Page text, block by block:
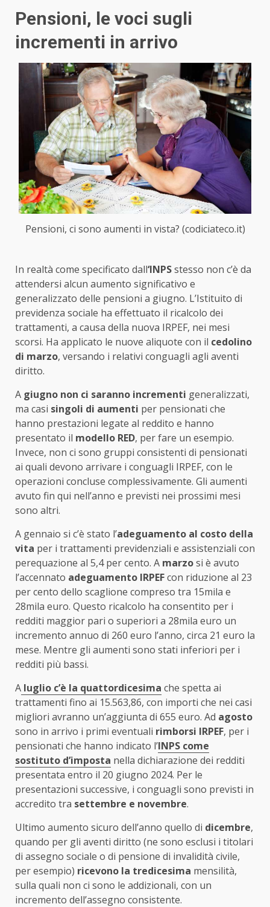
Pensioni, le voci sugli
incrementi in arrivo
Pensioni, ci sono aumenti in vista? (codiciateco.it)
In realtà come specificato dall‘INPSstesso non c’è da
attendersi alcun aumento significativo e
generalizzato delle pensioni a giugno. L’Istituito di
previdenza sociale ha effettuato il ricalcolo dei
trattamenti, a causa della nuova IRPEF, nei mesi
scorsi. Ha applicato le nuove aliquote con il cedolino
di marzo, versando i relativi conguagli agli aventi
diritto.
A giugno non ci saranno incrementi generalizzati,
ma casi singoli di aumenti per pensionati che
hanno prestazioni legate al reddito e hanno
presentato il modello RED, per fare un esempio.
Invece, non ci sono gruppi consistenti di pensionati
ai quali devono arrivare i conguagli IRPEF, con le
operazioni concluse complessivamente. Gli aumenti
avuto fin qui nell’anno e previsti nei prossimi mesi
sono altri.
A gennaio si c’è stato l’adeguamento al costo della
vita per i trattamenti previdenziali e assistenziali con
perequazione al 5,4 per cento. A marzosi è avuto
l’accennato adeguamento IRPEFcon riduzione al 23
per cento dello scaglione compreso tra 15mila e
28mila euro. Questo ricalcolo ha consentito per i
redditi maggior pari o superiori a 28mila euro un
incremento annuo di 260 euro l’anno, circa 21 euro la
mese. Mentre gli aumenti sono stati inferiori per i
redditi più bassi.
A luglio c’è la quattordicesima che spetta ai
trattamenti fino ai 15.563,86, con importi che nei casi
migliori avranno un’aggiunta di 655 euro. Ad agosto
sono in arrivo i primi eventuali rimborsi IRPEF, per i
pensionati che hanno indicato l’INPS come
sostituto d’imposta nella dichiarazione dei redditi
presentata entro il 20 giugno 2024. Per le
presentazioni successive, i conguagli sono previsti in
accredito tra settembre e novembre.
Ultimo aumento sicuro dell’anno quello di dicembre,
quando per gli aventi diritto (ne sono esclusi i titolari
di assegno sociale o di pensione di invalidità civile,
per esempio) ricevono la tredicesima mensilità,
sulla quali non ci sono le addizionali, con un
incremento dell’assegno consistente.